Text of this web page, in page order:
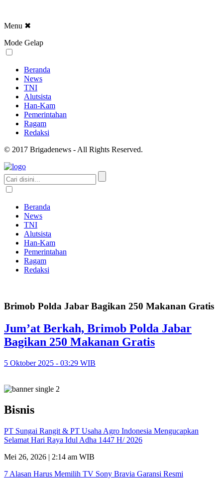
Menu ✖
Mode Gelap
Beranda
News
TNI
Alutsista
Han-Kam
Pemerintahan
Ragam
Redaksi
© 2017 Brigadenews - All Rights Reserved.
Beranda
News
TNI
Alutsista
Han-Kam
Pemerintahan
Ragam
Redaksi
Brimob Polda Jabar Bagikan 250 Makanan Gratis
Jum’at Berkah, Brimob Polda Jabar
Bagikan 250 Makanan Gratis
5 Oktober 2025 - 03:29 WIB
Bisnis
PT Sungai Rangit & PT Usaha Agro Indonesia Mengucapkan
Selamat Hari Raya Idul Adha 1447 H/ 2026
Mei 26, 2026 | 2:14 am WIB
7 Alasan Harus Memilih TV Sony Bravia Garansi Resmi